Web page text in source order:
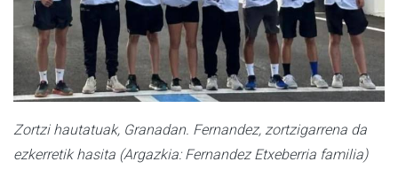
Zortzi hautatuak, Granadan. Fernandez, zortzigarrena da
ezkerretik hasita (Argazkia: Fernandez Etxeberria familia)